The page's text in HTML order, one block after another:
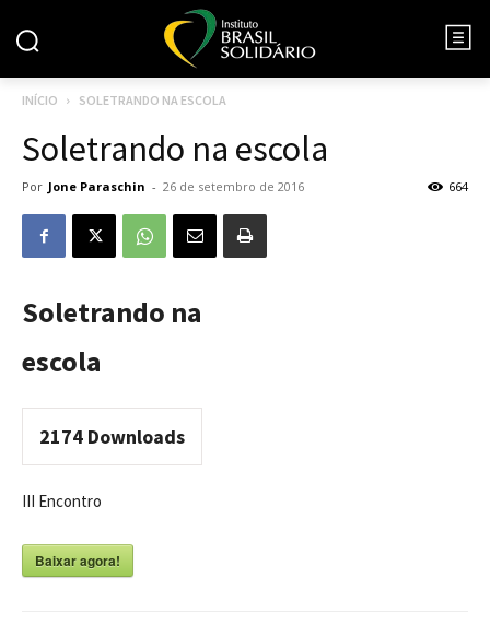
INÍCIO SOLETRANDO NA ESCOLA
Soletrando na escola
Por Jone Paraschin - 26 de setembro de 2016 664
Soletrando na
escola
2174 Downloads
III Encontro
Baixar agora!